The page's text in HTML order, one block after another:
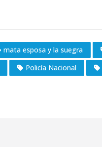
mata esposa y la suegra
Policía Nacional